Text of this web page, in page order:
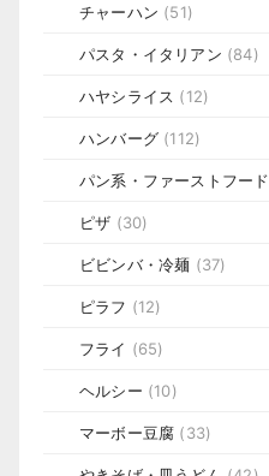
チャーハン (51)
パスタ・イタリアン (84)
ハヤシライス (12)
ハンバーグ (112)
パン系・ファーストフード
ピザ (30)
ビビンバ・冷麺 (37)
ピラフ (12)
フライ (65)
ヘルシー (10)
マーボー豆腐 (33)